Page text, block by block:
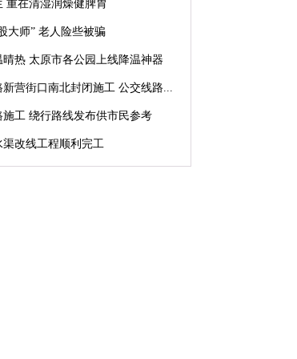
重在清湿润燥健脾胃
大师” 老人险些被骗
晴热 太原市各公园上线降温神器
新营街口南北封闭施工 公交线路...
施工 绕行路线发布供市民参考
渠改线工程顺利完工